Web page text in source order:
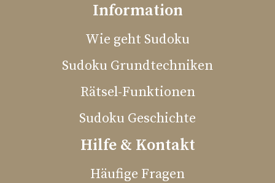
Information
Wie geht Sudoku
Sudoku Grundtechniken
Rätsel-Funktionen
Sudoku Geschichte
Hilfe & Kontakt
Häufige Fragen